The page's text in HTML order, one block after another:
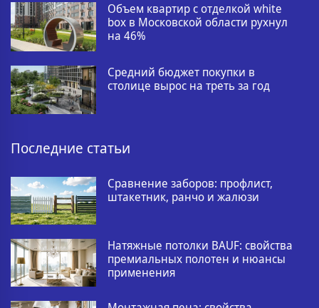
Объем квартир с отделкой white
box в Московской области рухнул
на 46%
Средний бюджет покупки в
столице вырос на треть за год
Последние статьи
Сравнение заборов: профлист,
штакетник, ранчо и жалюзи
Натяжные потолки BAUF: свойства
премиальных полотен и нюансы
применения